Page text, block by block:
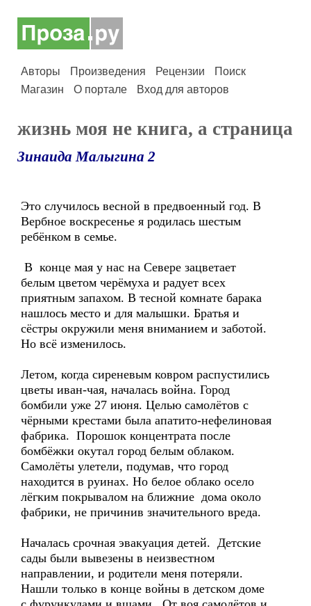
Авторы Произведения Рецензии
Поиск
Магазин
О портале Вход для авторов
жизнь моя не книга, а страница
Зинаида Малыгина 2
Это случилось весной в предвоенный год. В
Вербное воскресенье я родилась шестым
ребёнком в семье.
В конце мая у нас на Севере зацветает
белым цветом черёмуха и радует всех
приятным запахом. В тесной комнате барака
нашлось место и для малышки. Братья и
сёстры окружили меня вниманием и заботой.
Но всё изменилось.
Летом, когда сиреневым ковром распустились
цветы иван-чая, началась война. Город
бомбили уже 27 июня. Целью самолётов с
чёрными крестами была апатито-нефелиновая
фабрика. Порошок концентрата после
бомбёжки окутал город белым облаком.
Самолёты улетели, подумав, что город
находится в руинах. Но белое облако осело
лёгким покрывалом на ближние дома около
фабрики, не причинив значительного вреда.
Началась срочная эвакуация детей. Детские
сады были вывезены в неизвестном
направлении, и родители меня потеряли.
Нашли только в конце войны в детском доме